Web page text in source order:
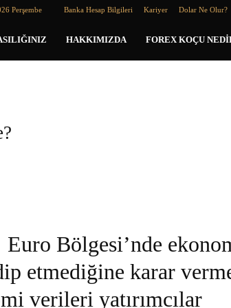
Perşembe Banka Hesap Bilgileri Kariyer Dolar Ne Olur?
HAKKIMIZDA FOREX KOÇU
Euro Bölgesi’nde
etmediğine karar
verileri yatırımcılar